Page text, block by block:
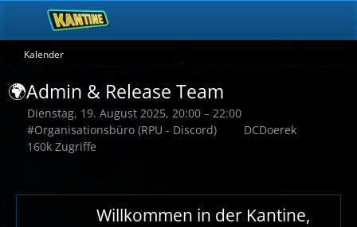
Kalender
🌍Admin & Release Team
Dienstag, 19. August 2025, 20:00 – 22:00
#Organisationsbüro (RPU - Discord)
DCDoerek
160k Zugriffe
Willkommen in der Kantine,